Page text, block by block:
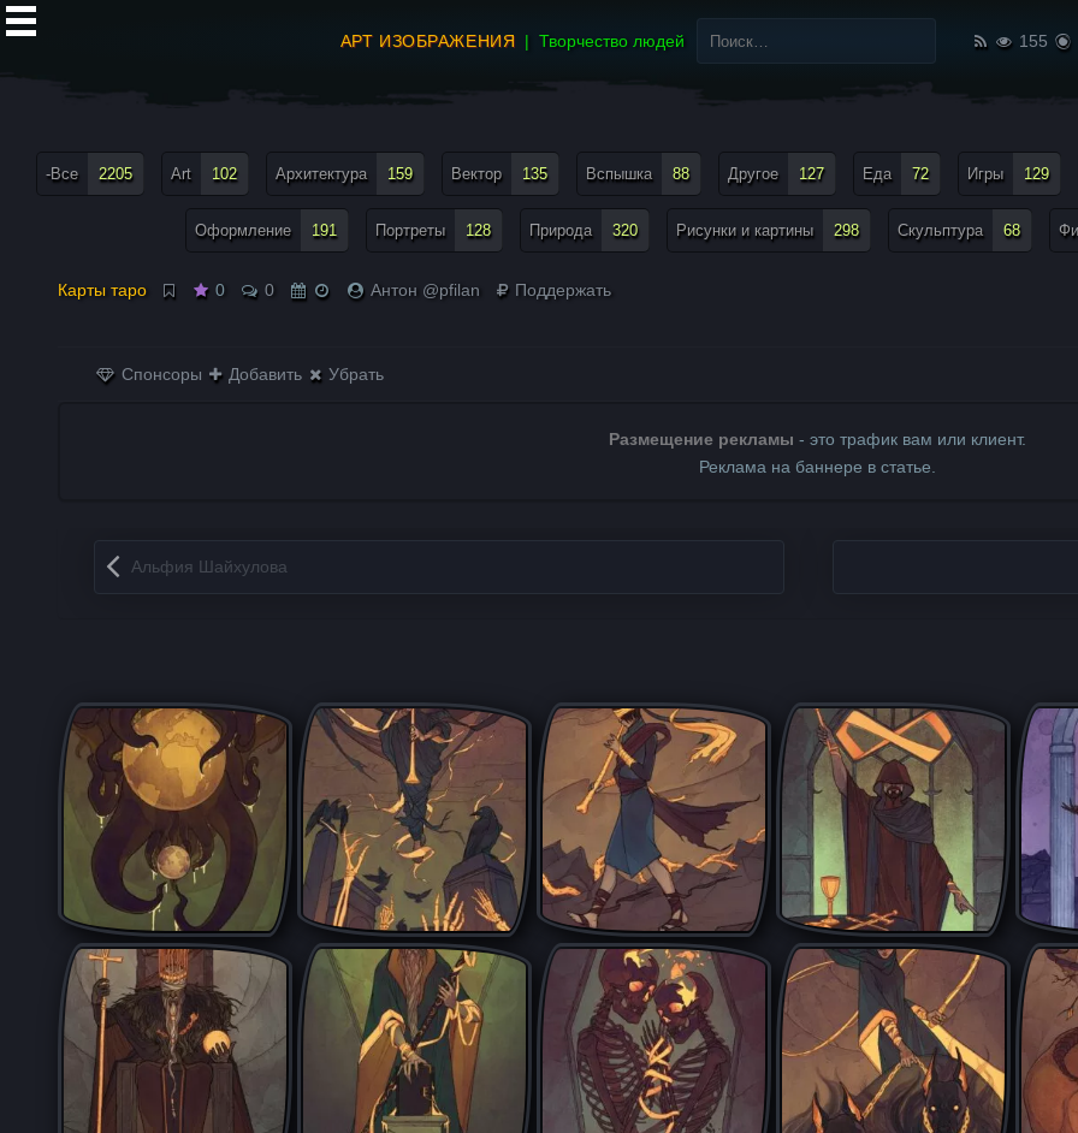
АРТ ИЗОБРАЖЕНИЯ Творчество людей
Найти:
155
-Все 2205 Art 102 Архитектура 159 Вектор 135 Вспышка 88 Другое 127 Еда 72 Игры 129
Оформление 191 Портреты 128 Природа 320 Рисунки и картины 298 Скульптура 68
Карты таро 0 0 Антон @pfilan Поддержать
Спонсоры Добавить Убрать
Размещение рекламы - это трафик вам или клиент.
Реклама на баннере в статье.
Запись навигация
Альфия Шайхулова